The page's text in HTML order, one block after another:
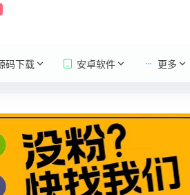
码下载 安卓软件 更多